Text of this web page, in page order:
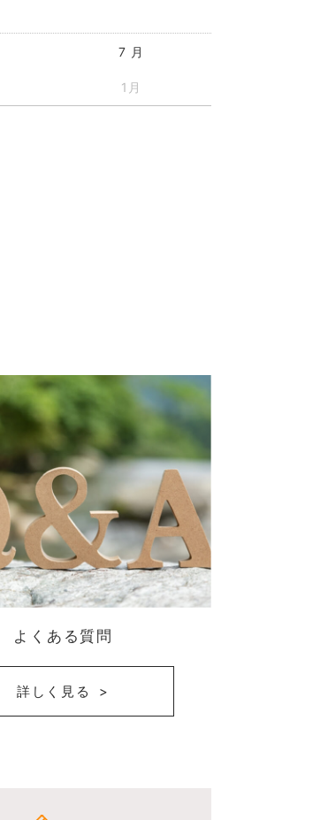
7 月
1月
よくある質問
詳しく見る